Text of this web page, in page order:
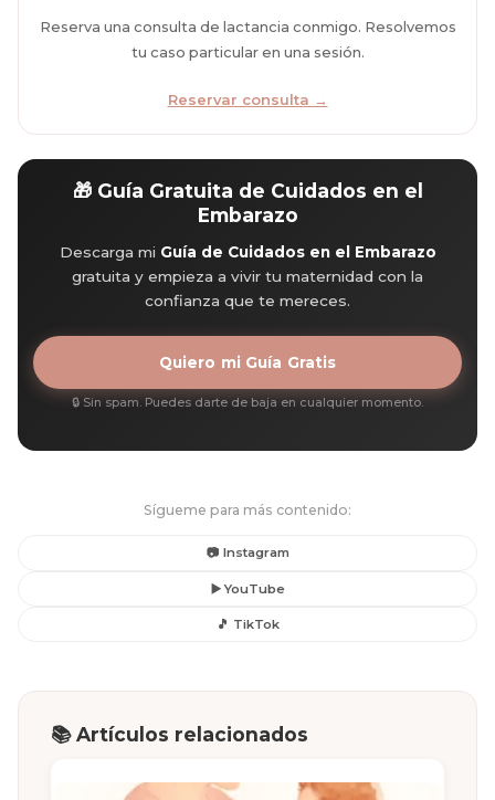
Reserva una consulta de lactancia conmigo. Resolvemos
tu caso particular en una sesión.
Reservar consulta →
🎁 Guía Gratuita de Cuidados en el
Embarazo
Descarga mi Guía de Cuidados en el Embarazo
gratuita y empieza a vivir tu maternidad con la
confianza que te mereces.
Quiero mi Guía Gratis
🔒 Sin spam. Puedes darte de baja en cualquier momento.
Sígueme para más contenido:
📷 Instagram
▶️ YouTube
🎵 TikTok
📚 Artículos relacionados